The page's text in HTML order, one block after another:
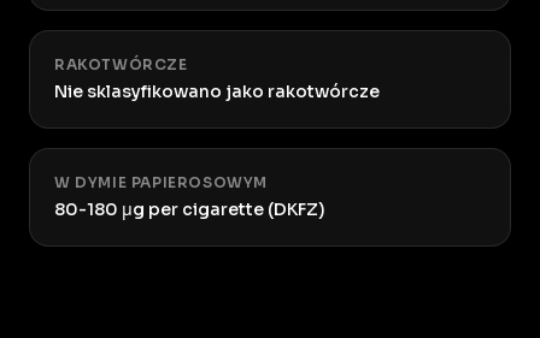
RAKOTWÓRCZE
Nie sklasyfikowano jako rakotwórcze
W DYMIE PAPIEROSOWYM
80-180 μg per cigarette (DKFZ)